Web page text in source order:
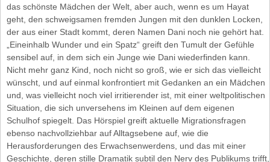
das schönste Mädchen der Welt, aber auch, wenn es um Hayat
geht, den schweigsamen fremden Jungen mit den dunklen Locken,
der aus einer Stadt kommt, deren Namen Dani noch nie gehört hat.
„Eineinhalb Wunder und ein Spatz“ greift den Tumult der Gefühle
sensibel auf, in dem sich ein Junge wie Dani wiederfinden kann.
Nicht mehr ganz Kind, noch nicht so groß, wie er sich das vielleicht
wünscht, und auf einmal konfrontiert mit Gedanken an ein Mädchen
und, was vielleicht noch viel irritierender ist, mit einer weltpolitischen
Situation, die sich unversehens im Kleinen auf dem eigenen
Schulhof spiegelt. Das Hörspiel greift aktuelle Migrationsfragen
ebenso nachvollziehbar auf Alltagsebene auf, wie die
Herausforderungen des Erwachsenwerdens, und das mit einer
Geschichte, deren stille Dramatik subtil den Nerv des Publikums trifft,